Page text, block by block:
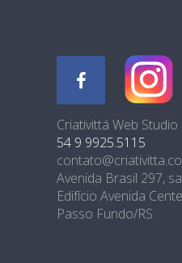
Criativittá Web Studio
54 9 9925.5115
Avenida Brasil 297,
Edifício Avenida
Passo Fundo/RS